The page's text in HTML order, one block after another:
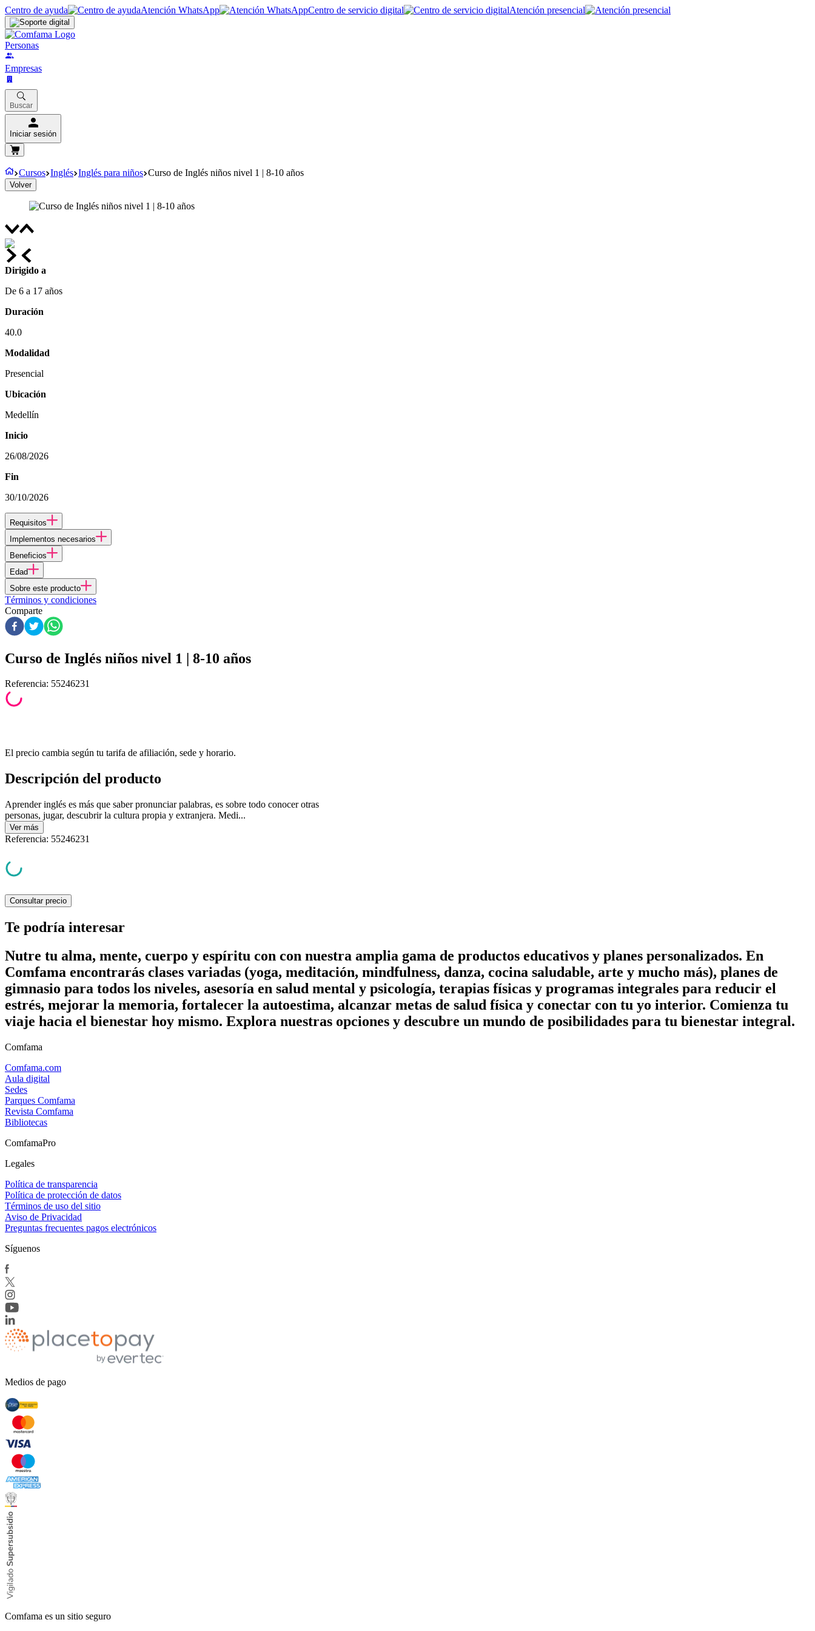
Centro de ayuda Atención WhatsApp Centro de servicio digital Atención presencial
Personas
Empresas
Buscar
Iniciar sesión
Cursos Inglés Inglés para niños Curso de Inglés niños nivel 1 | 8-10 años
Volver
Dirigido a
De 6 a 17 años
Duración
40.0
Modalidad
Presencial
Ubicación
Medellín
Inicio
26/08/2026
Fin
30/10/2026
Requisitos
Implementos necesarios
Beneficios
Edad
Sobre este producto
Términos y condiciones
Comparte
Curso de Inglés niños nivel 1 | 8-10 años
Referencia: 55246231
El precio cambia según tu tarifa de afiliación, sede y horario.
Descripción del producto
Aprender inglés es más que saber pronunciar palabras, es sobre todo conocer otras
personas, jugar, descubrir la cultura propia y extranjera. Medi...
Ver más
Referencia: 55246231
Consultar precio
Te podría interesar
Nutre tu alma, mente, cuerpo y espíritu con con nuestra amplia gama de productos educativos y planes personalizados. En
Comfama encontrarás clases variadas (yoga, meditación, mindfulness, danza, cocina saludable, arte y mucho más), planes de
gimnasio para todos los niveles, asesoría en salud mental y psicología, terapias físicas y programas integrales para reducir el
estrés, mejorar la memoria, fortalecer la autoestima, alcanzar metas de salud física y conectar con tu yo interior. Comienza tu
viaje hacia el bienestar hoy mismo. Explora nuestras opciones y descubre un mundo de posibilidades para tu bienestar integral.
Comfama
Comfama.com
Aula digital
Sedes
Parques Comfama
Revista Comfama
Bibliotecas
ComfamaPro
Legales
Política de transparencia
Política de protección de datos
Términos de uso del sitio
Aviso de Privacidad
Preguntas frecuentes pagos electrónicos
Síguenos
Medios de pago
Comfama es un sitio seguro